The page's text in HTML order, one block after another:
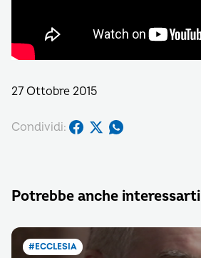
27 Ottobre 2015
Condividi:
Potrebbe anche interessarti
#ECCLESIA